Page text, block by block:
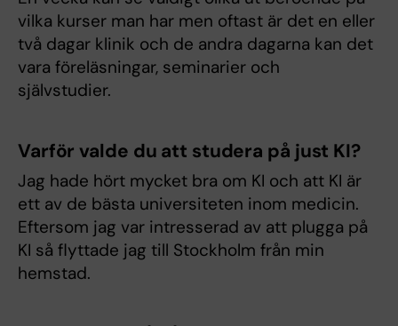
vilka kurser man har men oftast är det en eller
två dagar klinik och de andra dagarna kan det
vara föreläsningar, seminarier och
självstudier.
Varför valde du att studera på just KI?
Jag hade hört mycket bra om KI och att KI är
ett av de bästa universiteten inom medicin.
Eftersom jag var intresserad av att plugga på
KI så flyttade jag till Stockholm från min
hemstad.